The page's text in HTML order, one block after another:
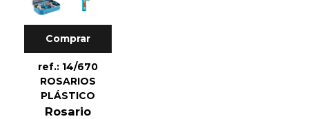
Comprar
ref.: 14/670
ROSARIOS
PLÁSTICO
Rosario